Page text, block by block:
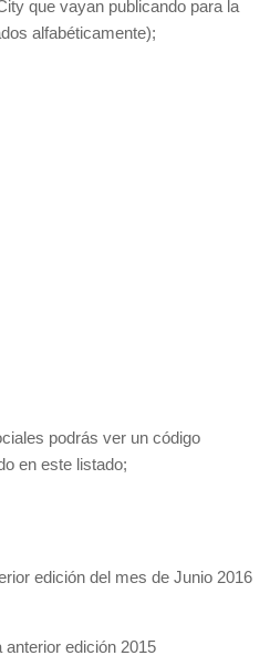
que vayan publicando para la
alfabéticamente);
podrás ver un código
en este listado;
edición del mes de Junio 2016
edición 2015